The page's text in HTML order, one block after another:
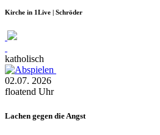
Kirche in 1Live | Schröder
katholisch
02.07. 2026
floatend Uhr
Lachen gegen die Angst